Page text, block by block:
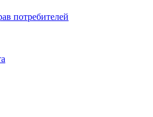
потребителей